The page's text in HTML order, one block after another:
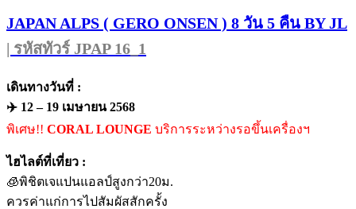
JAPAN ALPS ( GERO ONSEN ) 8 วัน 5 คืน BY JL
| รหัสทัวร์ JPAP 16_1
เดินทางวันที่ :
✈️ 12 – 19 เมษายน 2568
พิเศษ!! CORAL LOUNGE บริการระหว่างรอขึ้นเครื่องฯ
ไฮไลต์ที่เที่ยว :
🧊พิชิตเจแปนแอลป์สูงกว่า20ม.
ควรค่าแก่การไปสัมผัสสักครั้ง